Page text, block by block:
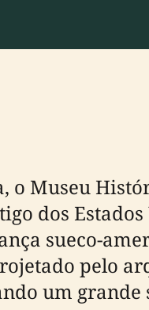
o Museu
dos Estados
sueco-
pelo
um grande